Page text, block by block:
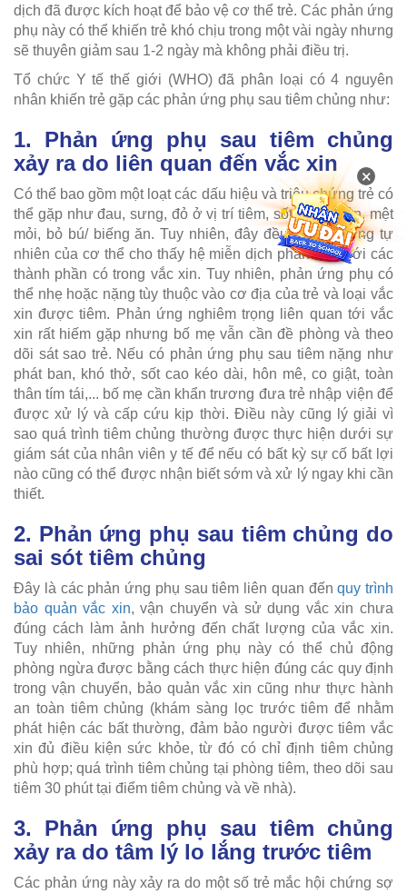
dịch đã được kích hoạt để bảo vệ cơ thể trẻ. Các phản ứng
phụ này có thể khiến trẻ khó chịu trong một vài ngày nhưng
sẽ thuyên giảm sau 1-2 ngày mà không phải điều trị.
Tổ chức Y tế thế giới (WHO) đã phân loại có 4 nguyên
nhân khiến trẻ gặp các phản ứng phụ sau tiêm chủng như:
1. Phản ứng phụ sau tiêm chủng
xảy ra do liên quan đến vắc xin
Có thể bao gồm một loạt các dấu hiệu và triệu chứng trẻ có
thể gặp như đau, sưng, đỏ ở vị trí tiêm, sốt, buồn nôn, mệt
mỏi, bỏ bú/ biếng ăn. Tuy nhiên, đây đều là phản ứng tự
nhiên của cơ thể cho thấy hệ miễn dịch phản ứng với các
thành phần có trong vắc xin. Tuy nhiên, phản ứng phụ có
thể nhẹ hoặc nặng tùy thuộc vào cơ địa của trẻ và loại vắc
xin được tiêm. Phản ứng nghiêm trọng liên quan tới vắc
xin rất hiếm gặp nhưng bố mẹ vẫn cần đề phòng và theo
dõi sát sao trẻ. Nếu có phản ứng phụ sau tiêm nặng như
phát ban, khó thở, sốt cao kéo dài, hôn mê, co giật, toàn
thân tím tái,... bố mẹ cần khẩn trương đưa trẻ nhập viện để
được xử lý và cấp cứu kịp thời. Điều này cũng lý giải vì
sao quá trình tiêm chủng thường được thực hiện dưới sự
giám sát của nhân viên y tế để nếu có bất kỳ sự cố bất lợi
nào cũng có thể được nhận biết sớm và xử lý ngay khi cần
thiết.
2. Phản ứng phụ sau tiêm chủng do
sai sót tiêm chủng
Đây là các phản ứng phụ sau tiêm liên quan đếnquy trình
bảo quản vắc xin, vận chuyển và sử dụng vắc xin chưa
đúng cách làm ảnh hưởng đến chất lượng của vắc xin.
Tuy nhiên, những phản ứng phụ này có thể chủ động
phòng ngừa được bằng cách thực hiện đúng các quy định
trong vận chuyển, bảo quản vắc xin cũng như thực hành
an toàn tiêm chủng (khám sàng lọc trước tiêm để nhằm
phát hiện các bất thường, đảm bảo người được tiêm vắc
xin đủ điều kiện sức khỏe, từ đó có chỉ định tiêm chủng
phù hợp; quá trình tiêm chủng tại phòng tiêm, theo dõi sau
tiêm 30 phút tại điểm tiêm chủng và về nhà).
3. Phản ứng phụ sau tiêm chủng
xảy ra do tâm lý lo lắng trước tiêm
Các phản ứng này xảy ra do một số trẻ mắc hội chứng sợ
×